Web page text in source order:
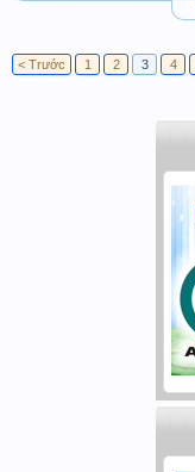
< Trước
1 2 3 4